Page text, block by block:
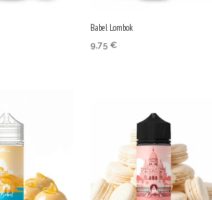
Babel Lombok
9,75 €